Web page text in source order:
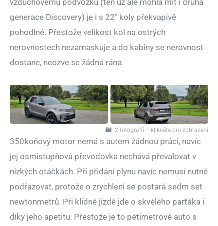
vzduchovému podvozku (ten už ale mohla mít i druhá
generace Discovery) je i s 22″ koly překvapivě
pohodlné. Přestože velikost kol na ostrých
nerovnostech nezamaskuje a do kabiny se nerovnost
dostane, neozve se žádná rána.
2 fotografií – klikněte pro zobrazení
350koňový motor nemá s autem žádnou práci, navíc
jej osmistupňová převodovka nechává převalovat v
nízkých otáčkách. Při přidání plynu navíc nemusí nutně
podřazovat, protože o zrychlení se postará sedm set
newtonmetrů. Při klidné jízdě jde o skvělého parťáka i
díky jeho apetitu. Přestože je to pětimetrové auto s